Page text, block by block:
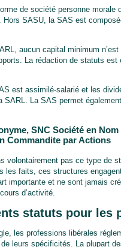
de société personne morale
Hors SASU, la SAS est
aucun capital minimum
La rédaction de statuts
est assimilé-salarié et les
SARL. La SAS permet
SNC Société en
Commandite par Actions
volontairement pas ce type
les faits, ces structures
importante et ne sont jamais
d’activité.
statuts pour les
les professions libérales
leurs spécificités. La plupart